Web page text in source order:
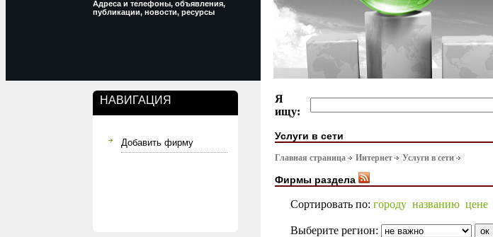
Адреса и телефоны, объявления,
публикации, новости, ресурсы
НАВИГАЦИЯ
Добавить фирму
Я
ищу:
Услуги в сети
Главная страница Интернет Услуги в сети
Фирмы раздела
Сортировать по: городу названию цене
Выберите регион: